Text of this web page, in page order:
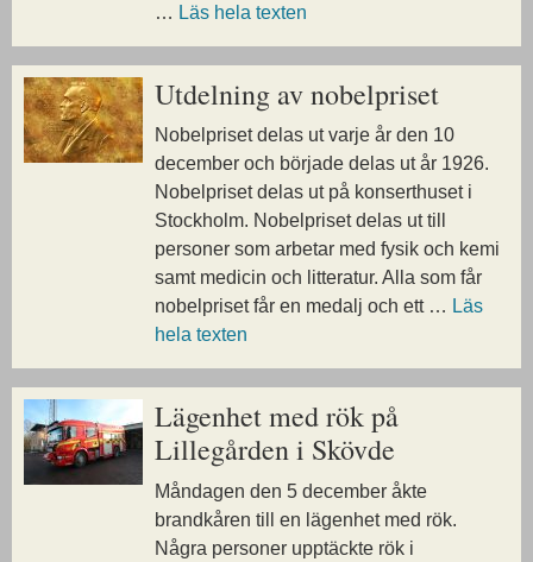
… Läs hela texten
Utdelning av nobelpriset
Nobelpriset delas ut varje år den 10
december och började delas ut år 1926.
Nobelpriset delas ut på konserthuset i
Stockholm. Nobelpriset delas ut till
personer som arbetar med fysik och kemi
samt medicin och litteratur. Alla som får
nobelpriset får en medalj och ett … Läs
hela texten
Lägenhet med rök på
Lillegården i Skövde
Måndagen den 5 december åkte
brandkåren till en lägenhet med rök.
Några personer upptäckte rök i